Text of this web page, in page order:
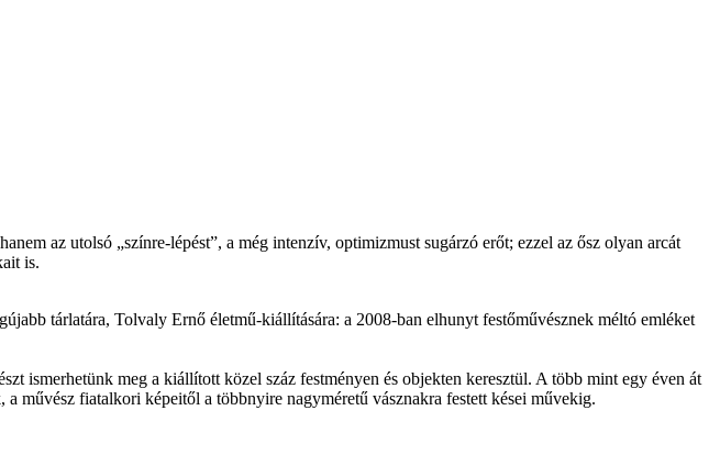
az utolsó „színre-lépést”, a még inten­zív, opti­mizmust sugárzó erőt; ezzel az ősz olyan arcát
is.
tárlatára, Tolvaly Ernő életmű-kiállítására: a 2008-ban elhunyt festőművésznek méltó emléket
ismerhetünk meg a kiállított közel száz festményen és objekten keresztül. A több mint egy éven át
művész fiatalkori képeitől a többnyire nagyméretű vásznakra festett kései művekig.